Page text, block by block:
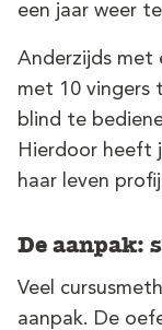
een jaar weer
Anderzijds met
met 10 vingers
blind te
Hierdoor heeft
haar leven
De aanpak:
Veel
aanpak. De